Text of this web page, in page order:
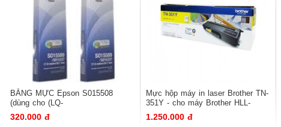
BĂNG MỰC Epson S015508
(dùng cho (LQ-
670/860/1060/2550/LQ680 PRO)
320.000 đ
Mực hộp máy in laser Brother TN-
351Y - cho máy Brother HLL-
8250CDN/8350CDW/8850CDW
1.250.000 đ